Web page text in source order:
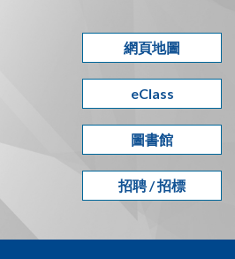
網頁地圖
eClass
圖書館
招聘 / 招標